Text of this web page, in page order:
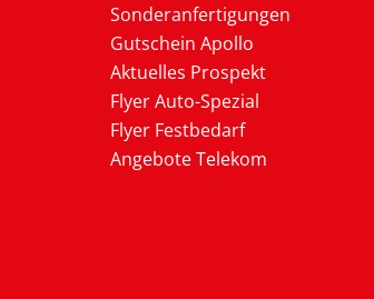
Sonderanfertigungen
Gutschein Apollo
Aktuelles Prospekt
Flyer Auto-Spezial
Flyer Festbedarf
Angebote Telekom